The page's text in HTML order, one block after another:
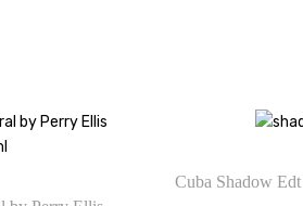
Cuba Shadow